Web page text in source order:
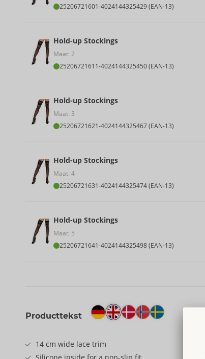
25206721601-4024144325429 (EAN-13)
Hold-up Stockings
Maat: 2
25206721611-4024144325450 (EAN-13)
Hold-up Stockings
Maat: 3
25206721621-4024144325467 (EAN-13)
Hold-up Stockings
Maat: 4
25206721631-4024144325474 (EAN-13)
Hold-up Stockings
Maat: 5
25206721641-4024144325498 (EAN-13)
Producttekst
14 cm wide lace trim
Silicone inside for a non-slip fit